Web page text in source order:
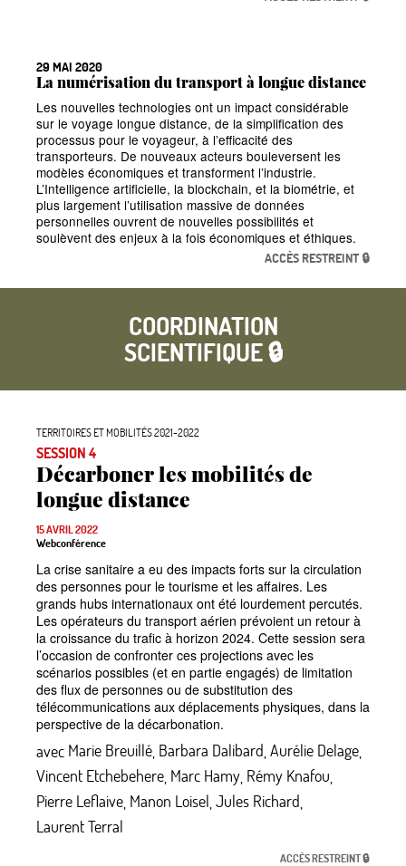
29 MAI 2020
La numérisation du transport à longue distance
Les nouvelles technologies ont un impact considérable
sur le voyage longue distance, de la simplification des
processus pour le voyageur, à l’efficacité des
transporteurs. De nouveaux acteurs bouleversent les
modèles économiques et transforment l’industrie.
L’Intelligence artificielle, la blockchain, et la biométrie, et
plus largement l’utilisation massive de données
personnelles ouvrent de nouvelles possibilités et
soulèvent des enjeux à la fois économiques et éthiques.
ACCÈS RESTREINT 🔒
COORDINATION
SCIENTIFIQUE 🔒
TERRITOIRES ET MOBILITÉS 2021-2022
SESSION 4
Décarboner les mobilités de
longue distance
15 AVRIL 2022
Webconférence
La crise sanitaire a eu des impacts forts sur la circulation
des personnes pour le tourisme et les affaires. Les
grands hubs internationaux ont été lourdement percutés.
Les opérateurs du transport aérien prévoient un retour à
la croissance du trafic à horizon 2024. Cette session sera
l’occasion de confronter ces projections avec les
scénarios possibles (et en partie engagés) de limitation
des flux de personnes ou de substitution des
télécommunications aux déplacements physiques, dans la
perspective de la décarbonation.
avec Marie Breuillé Barbara Dalibard Aurélie Delage
Vincent Etchebehere Marc Hamy Rémy Knafou
Pierre Leflaive Manon Loisel Jules Richard
Laurent Terral
ACCÈS RESTREINT 🔒